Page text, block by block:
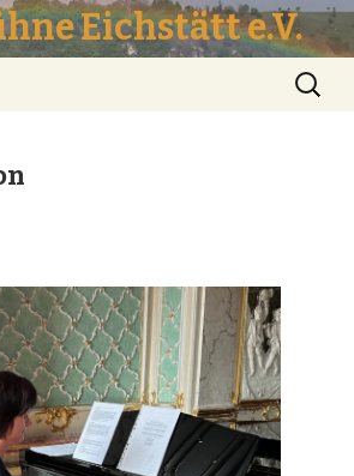
Eichstätt e.V.
nach: